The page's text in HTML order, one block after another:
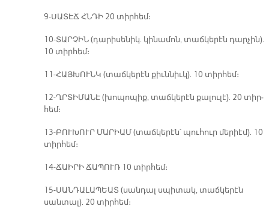
9-ՍԱ­ՏԷՃ ՀՆԴԻ 20 տիր­հեմ։
10-ՏԱՐ­ՉԻՆ (դա­րի­սե­նիկ. կի­նա­մոն, տաճ­կե­րէն դար­չին).
10 տիր­հեմ։
11-ՀԱՅ­ԽՈՒՆԿ (տաճ­կե­րէն քիւն­նիւկ). 10 տիր­հեմ։
12-ՂՐՏԻ­ՄԱ­ՆԷ (խո­պո­պիք, տաճ­կե­րէն քա­լու­լէ). 20 տիր­
հեմ։
13-ԲՈՒ­ԽՈՒՐ ՄԱ­ՐԻԱՄ (տաճ­կե­րէն՝ պու­հուր մերիէմ). 10
տիր­հեմ։
14-ՃԱԻ­ՐԻ ՃԱՊՈՒՌ 10 տիր­հեմ։
15-ՍԱՆ­ԴԱ­ԼԱ­ՊԵԱՏ (սան­դալ սպի­տակ, տաճ­կե­րէն
սան­տալ). 20 տիր­հեմ։